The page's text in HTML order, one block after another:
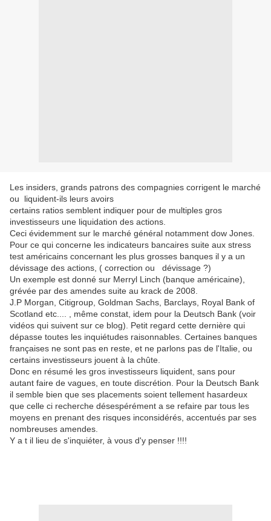
Les insiders, grands patrons des compagnies corrigent le marché
ou liquident-ils leurs avoirs
certains ratios semblent indiquer pour de multiples gros
investisseurs une liquidation des actions.
Ceci évidemment sur le marché général notamment dow Jones.
Pour ce qui concerne les indicateurs bancaires suite aux stress
test américains concernant les plus grosses banques il y a un
dévissage des actions, ( correction ou dévissage ?)
Un exemple est donné sur Merryl Linch (banque américaine),
grévée par des amendes suite au krack de 2008.
J.P Morgan, Citigroup, Goldman Sachs, Barclays, Royal Bank of
Scotland etc.... , même constat, idem pour la Deutsch Bank (voir
vidéos qui suivent sur ce blog). Petit regard cette dernière qui
dépasse toutes les inquiétudes raisonnables. Certaines banques
françaises ne sont pas en reste, et ne parlons pas de l'Italie, ou
certains investisseurs jouent à la chûte.
Donc en résumé les gros investisseurs liquident, sans pour
autant faire de vagues, en toute discrétion. Pour la Deutsch Bank
il semble bien que ses placements soient tellement hasardeux
que celle ci recherche désespérément a se refaire par tous les
moyens en prenant des risques inconsidérés, accentués par ses
nombreuses amendes.
Y a t il lieu de s'inquiéter, à vous d'y penser !!!!